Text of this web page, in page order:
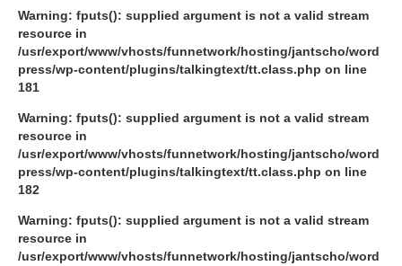
Warning: fputs(): supplied argument is not a valid stream
resource in
/usr/export/www/vhosts/funnetwork/hosting/jantscho/word
press/wp-content/plugins/talkingtext/tt.class.php on line
181
Warning: fputs(): supplied argument is not a valid stream
resource in
/usr/export/www/vhosts/funnetwork/hosting/jantscho/word
press/wp-content/plugins/talkingtext/tt.class.php on line
182
Warning: fputs(): supplied argument is not a valid stream
resource in
/usr/export/www/vhosts/funnetwork/hosting/jantscho/word